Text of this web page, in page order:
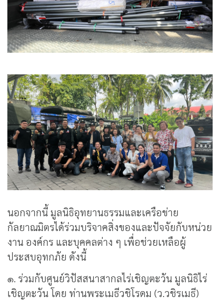
นอกจากนี้ มูลนิธิอุทยานธรรมและเครือข่าย
กัลยาณมิตรได้ร่วมบริจาคสิ่งของและปัจจัยกับหน่วย
งาน องค์กร และบุคคลต่าง ๆ เพื่อช่วยเหลือผู้
ประสบอุทกภัย ดังนี้
๑. ร่วมกับศูนย์วิปัสสนาสากลไร่เชิญตะวัน มูลนิธิไร่
เชิญตะวัน โดย ท่านพระเมธีวชิโรดม (ว.วชิรเมธี)